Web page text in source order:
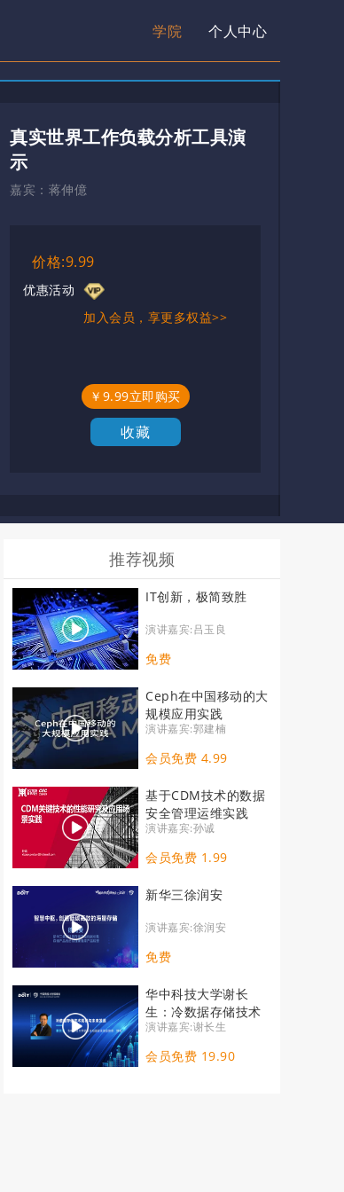
学院 个人中心
真实世界工作负载分析工具演
示
嘉宾： 蒋伸億
价格:9.99
优惠活动
加入会员，享更多权益>>
￥9.99立即购买
收藏
推荐视频
IT创新，极简致胜
演讲嘉宾:吕玉良
免费
Ceph在中国移动的大
规模应用实践
演讲嘉宾:郭建楠
会员免费 4.99
基于CDM技术的数据
安全管理运维实践
演讲嘉宾:孙诚
会员免费 1.99
新华三徐润安
演讲嘉宾:徐润安
免费
华中科技大学谢长
生：冷数据存储技术
现状与未来发展
演讲嘉宾:谢长生
会员免费 19.90